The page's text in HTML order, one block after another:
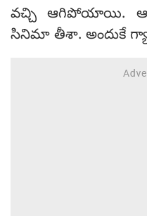
వచ్చి ఆగిపోయాయి.
సినిమా తీశా. అందుకే